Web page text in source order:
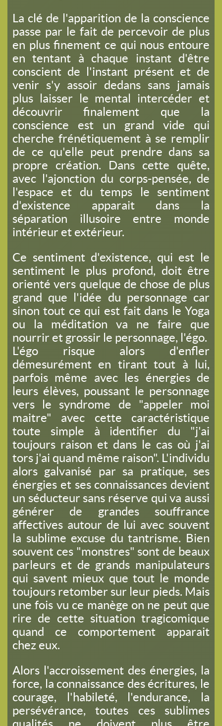
La clé de l'apparition de la conscience
passe par le fait de percevoir de plus
en plus finement ce qui nous entoure
en tentant à chaque instant d'être
conscient de l'instant présent et de
venir s'y assoir dedans sans jamais
plus laisser le mental intercéder et
découvrir finalement que la
conscience est un grand vide qui
cherche frénétiquement à se remplir
de ce qu'elle peut prendre dans sa
propre création. Dans cette quête,
avec l'ajonction du corps-pensée, de
l'espace et du temps le sentiment
d'existence apparait dans la
séparation illusoire entre monde
intérieur et extérieur.
Ce sentiment d'existence, qui est le
sentiment le plus profond, doit être
orienté vers quelque de chose de plus
grand que l'idée du personnage car
sinon tout ce qui est fait dans le Yoga
ou la méditation va ne faire que
nourrir et grossir le personnage, l'égo.
L'égo risque alors d'enfler
démesurément en tirant tout à lui,
parfois même avec les énergies de
leurs élèves, poussant le personnage
vers le syndrome de "appeler moi
maitre" avec cette caractéristique
toute simple à identifier du "j'ai
toujours raison et dans le cas où j'ai
tors j'ai quand même raison". L'individu
alors galvanisé par sa pratique, ses
énergies et ses connaissances devient
un séducteur sans réserve qui va aussi
générer de grandes souffrance
affectives autour de lui avec souvent
la sublime excuse du tantrisme. Bien
souvent ces "monstres" sont de beaux
parleurs et de grands manipulateurs
qui savent mieux que tout le monde
toujours retomber sur leur pieds. Mais
une fois vu ce manège on ne peut que
rire de cette situation tragicomique
quand ce comportement apparait
chez eux.
Alors l'accroissement des énergies, la
force, la connaissance des écritures, le
courage, l'habileté, l'endurance, la
persévérance, toutes ces sublimes